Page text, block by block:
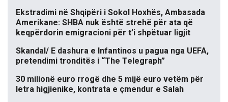
Ekstradimi në Shqipëri i Sokol Hoxhës, Ambasada
Amerikane: SHBA nuk është strehë për ata që
keqpërdorin emigracioni për t’i shpëtuar ligjit
Skandal/ E dashura e Infantinos u pagua nga UEFA,
pretendimi tronditës i “The Telegraph”
30 milionë euro rrogë dhe 5 mijë euro vetëm për
letra higjienike, kontrata e çmendur e Salah